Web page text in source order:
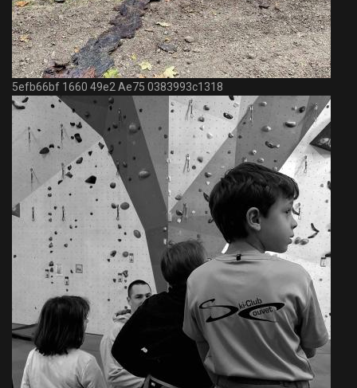
5efb66bf 1660 49e2 Ae75 0383993c1318